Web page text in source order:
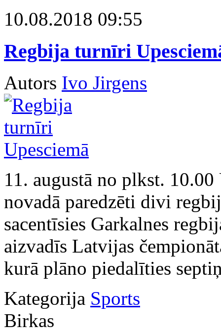
10.08.2018 09:55
Regbija turnīri
Autors Ivo Jirgens
11. augustā no plkst.
novadā paredzēti divi
sacentīsies Garkalnes
aizvadīs Latvijas
kurā plāno piedalīties
Kategorija Sports
Birkas